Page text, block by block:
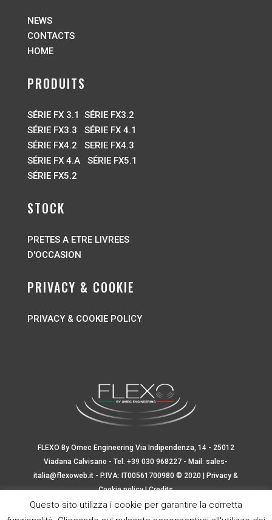
NEWS
CONTACTS
HOME
PRODUITS
SÉRIE FX 3.1
SÉRIE FX3.2
SÉRIE FX3.3
SÉRIE FX 4.1
SÉRIE FX4.2
SERIE FX4.3
SÉRIE FX 4.A
SÉRIE FX5.1
SÉRIE FX5.2
STOCK
PRETES A ETRE LIVREES
D'OCCASION
PRIVACY & COOKIE
PRIVACY & COOKIE POLICY
FLEXO By Omec Engineering Via Indipendenza, 14 - 25012
Viadana Calvisano - Tel.+39 030 968227 - Mail: sales-
italia@flexoweb.it - P.IVA: IT00561700980 © 2020 |
Privacy &
Cookie policy|Credits
Questo sito utilizza i cookie per garantire la corretta